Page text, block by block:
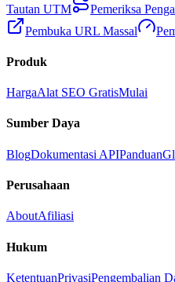
Tautan UTM
Pemeriksa
Pembuka URL Massal
Produk
HargaAlat SEO GratisMulai
Sumber Daya
BlogDokumentasi APIPanduan
Perusahaan
AboutAfiliasi
Hukum
KetentuanPrivasiPengembalian